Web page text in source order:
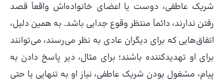
شریک عاطفی، دوست یا اعضای خانواده‌اش واقعاً قصد
رفتن ندارند، دائماً منتظر وقوع جدایی باشد. به همین دلیل،
اتفاق‌هایی که برای دیگران عادی به نظر می‌رسند، می‌توانند
برای او تهدیدکننده باشند؛ برای مثال، دیر پاسخ دادن به
پیام، مشغول بودن شریک عاطفی، نیاز او به تنهایی یا حتی